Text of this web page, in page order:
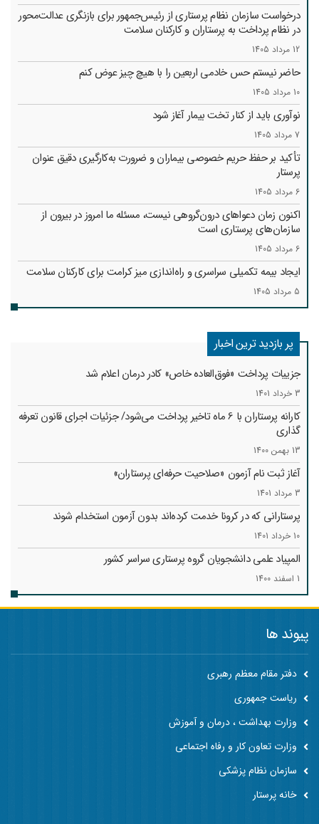
درخواست سازمان نظام پرستاری از رئیس‌جمهور برای بازنگری عدالت‌محور
در نظام پرداخت به پرستاران و کارکنان سلامت
12 مرداد 1405
حاضر نیستم حس خادمی اربعین را با هیچ چیز عوض کنم
10 مرداد 1405
نوآوری باید از کنار تخت بیمار آغاز شود
7 مرداد 1405
تأکید بر حفظ حریم خصوصی بیماران و ضرورت به‌کارگیری دقیق عنوان
پرستار
6 مرداد 1405
اکنون زمان دعواهای درون‌گروهی نیست، مسئله ما امروز در بیرون از
سازمان‌های پرستاری است
6 مرداد 1405
ایجاد بیمه تکمیلی سراسری و راه‌اندازی میز کرامت برای کارکنان سلامت
5 مرداد 1405
پر بازدید ترین اخبار
جزییات پرداخت «فوق‌العاده خاص» کادر درمان اعلام شد
3 خرداد 1401
کارانه‌ پرستاران با 6 ماه تاخیر پرداخت می‌شود/ جزئیات اجرای قانون تعرفه
گذاری
13 بهمن 1400
آغاز ثبت نام آزمون «صلاحیت حرفه‌ای پرستاران»
3 مرداد 1401
پرستارانی که در کرونا خدمت کرد‌ه‌اند بدون آزمون استخدام شوند
10 خرداد 1401
المپیاد علمی دانشجویان گروه پرستاری سراسر کشور
1 اسفند 1400
پیوند ها
دفتر مقام معظم رهبری
ریاست جمهوری
وزارت بهداشت ، درمان و آموزش
وزارت تعاون کار و رفاه اجتماعی
سازمان نظام پزشکی
خانه پرستار